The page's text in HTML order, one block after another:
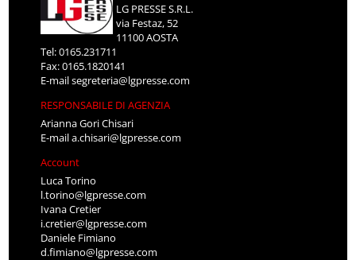
LG PRESSE S.R.L.
via Festaz, 52
11100 AOSTA
Tel: 0165.231711
Fax: 0165.1820141
E-mailsegreteria@lgpresse.com
RESPONSABILE DI AGENZIA
Arianna Gori Chisari
E-maila.chisari@lgpresse.com
Account
Luca Torino
l.torino@lgpresse.com
Ivana Cretier
i.cretier@lgpresse.com
Daniele Fimiano
d.fimiano@lgpresse.com